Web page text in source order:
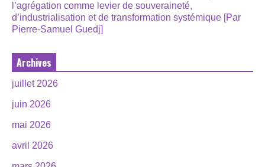
l’agrégation comme levier de souveraineté,
d’industrialisation et de transformation systémique [Par
Pierre-Samuel Guedj]
Archives
juillet 2026
juin 2026
mai 2026
avril 2026